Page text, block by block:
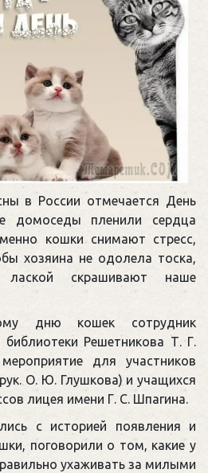
в России отмечается День
домоседы пленили сердца
кошки снимают стресс,
хозяина не одолела тоска,
скрашивают наше
дню кошек сотрудник
Решетникова Т. Г.
для участников
О. Ю. Глушкова) и учащихся
лицея имени Г. С. Шпагина.
с историей появления и
поговорили о том, какие у
ухаживать за милыми